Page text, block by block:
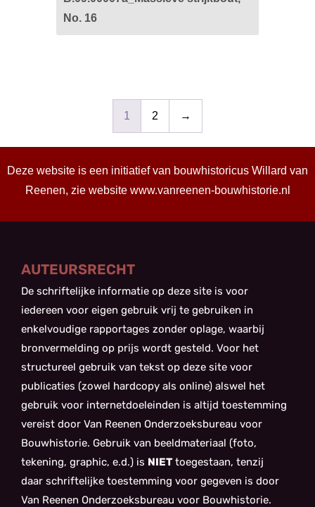
No. 16
1 2 →
Deze website is een initiatief van bouwhistoricus Willard van
Reenen, zie website www.vanreenen-bouwhistorie.nl
AUTEURSRECHT
De schriftelijke informatie op deze site is voor
iedereen voor eigen gebruik vrij te gebruiken in
enkelvoudige rapportages zonder oplage, waarbij
bronvermelding op prijs wordt gesteld. Voor het
structureel gebruik van tekst op deze site voor
publicaties (zowel hardcopy als online) alswel het
gebruik voor internetdoeleinden is altijd toestemming
vereist door Van Reenen Onderzoeksbureau voor
Bouwhistorie. Gebruik van beeldmateriaal (foto,
tekening, graphic, e.d.) is NIETtoegestaan, tenzij
daar schriftelijke toestemming voor gegeven is door
Van Reenen Onderzoeksbureau voor Bouwhistorie.